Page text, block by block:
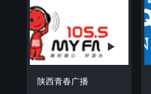
陕西青春广播